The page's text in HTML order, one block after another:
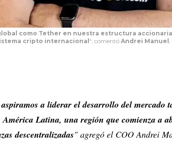
como Tether en nuestra estructura
cripto internacional", comentó Andrei Manuel
a liderar el desarrollo del mercado
América Latina, una región que comienza a
descentralizadas" agregó el COO Andrei